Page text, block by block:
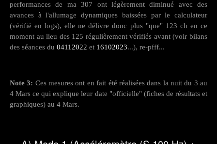
performances de ma 307 ont légèrement diminué avec des
avances à l'allumage dynamiques baissées par le calculateur
(vérifié en logs), elle ne délivre donc plus "que" 123 ch en ce
moment au lieu des 125 régulièrement vérifiés avant (voir bilans
des séances du 04112022 et 16102023...), re-pfff...
Note 3: Ces mesures ont en fait été réalisées dans la nuit du 3 au
4 Mars ce qui explique leur date "officielle" (fiches de résultats et
graphiques) au 4 Mars.